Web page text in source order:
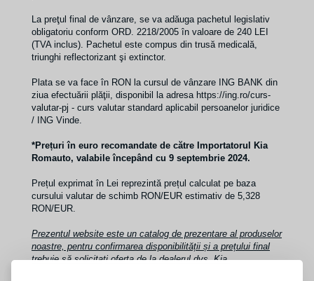
La preţul final de vânzare, se va adăuga pachetul legislativ
obligatoriu conform ORD. 2218/2005 în valoare de 240 LEI
(TVA inclus). Pachetul este compus din trusă medicală,
triunghi reflectorizant şi extinctor.
Plata se va face în RON la cursul de vânzare ING BANK din
ziua efectuării plăţii, disponibil la adresa https://ing.ro/curs-
valutar-pj - curs valutar standard aplicabil persoanelor juridice
/ ING Vinde.
*Prețuri în euro recomandate de către Importatorul Kia
Romauto, valabile începând cu 9 septembrie 2024.
Prețul exprimat în Lei reprezintă prețul calculat pe baza
cursului valutar de schimb RON/EUR estimativ de 5,328
RON/EUR.
Prezentul website este un catalog de prezentare al produselor
noastre, pentru confirmarea disponibilității și a prețului final
trebuie să solicitați oferta de la dealerul dvs. Kia.